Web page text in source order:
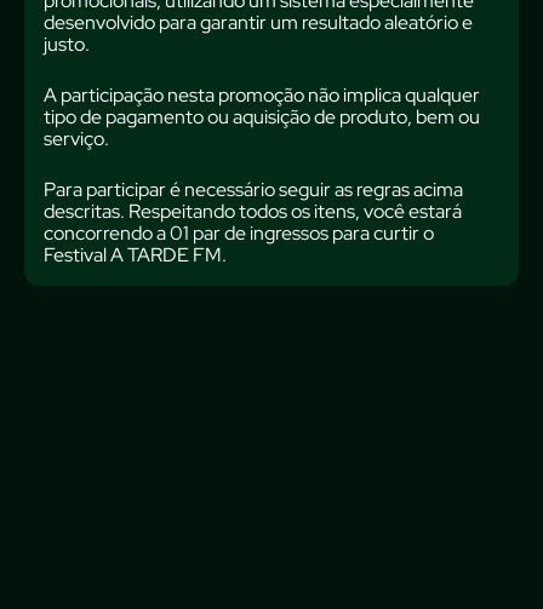
desenvolvido para garantir um resultado aleatório e
justo.
A participação nesta promoção não implica qualquer
tipo de pagamento ou aquisição de produto, bem ou
serviço.
Para participar é necessário seguir as regras acima
descritas. Respeitando todos os itens, você estará
concorrendo a 01 par de ingressos para curtir o
Festival A TARDE FM.